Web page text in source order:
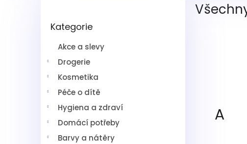
kategorie
Kategorie
Akce a slevy
Drogerie
Kosmetika
Péče o dítě
Hygiena a zdraví
Domácí potřeby
Barvy a nátěry
A